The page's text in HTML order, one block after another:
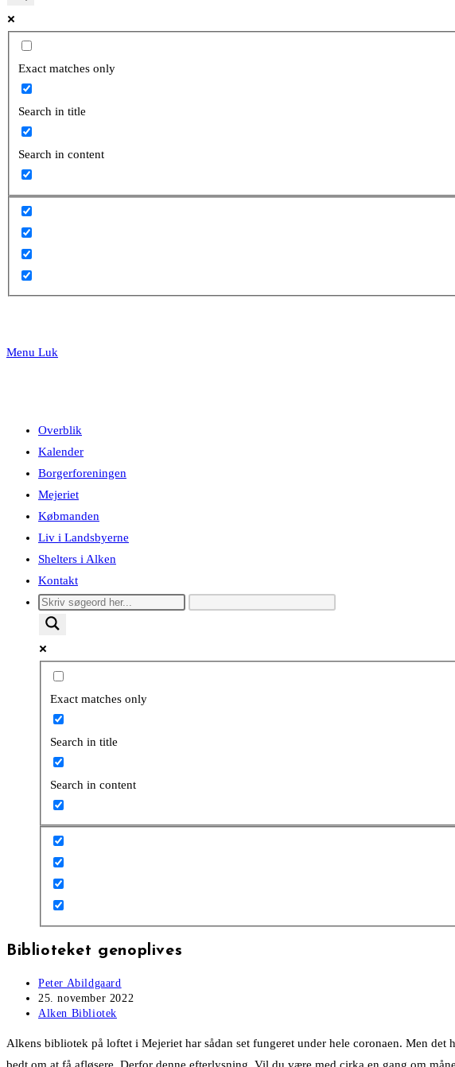
search
Exact matches only
Search in title
Search in content
Menu Luk
Overblik
Kalender
Borgerforeningen
Mejeriet
Købmanden
Liv i Landsbyerne
Shelters i Alken
Kontakt
Exact matches only
Search in title
Search in content
Biblioteket genoplives
Post
author:
Peter Abildgaard
Post
published:
25. november 2022
Post
Alken Bibliotek
Alkens bibliotek på loftet i Mejeriet har sådan set fungeret under hele coronaen. Men
bedt om at få afløsere. Derfor denne efterlysning. Vil du være med cirka en gang om